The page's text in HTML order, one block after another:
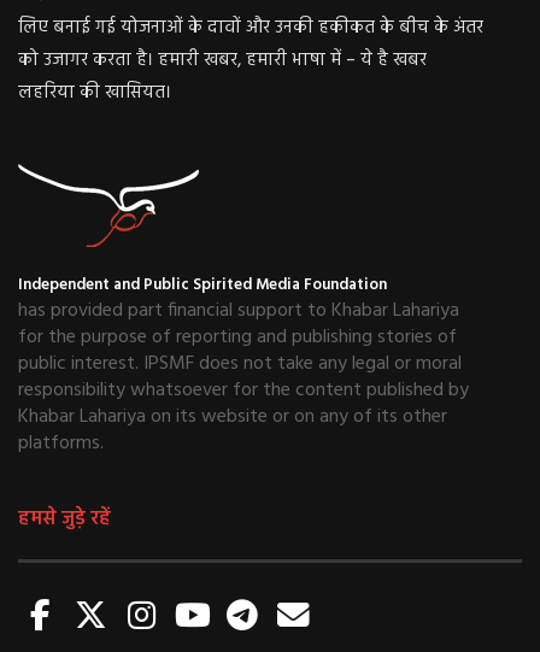
लिए बनाई गई योजनाओं के दावों और उनकी हकीकत के बीच के अंतर
को उजागर करता है। हमारी खबर, हमारी भाषा में – ये है खबर
लहरिया की खासियत।
Independent and Public Spirited Media Foundation
has provided part financial support to Khabar Lahariya
for the purpose of reporting and publishing stories of
public interest. IPSMF does not take any legal or moral
responsibility whatsoever for the content published by
Khabar Lahariya on its website or on any of its other
platforms.
हमसे जुड़े रहें